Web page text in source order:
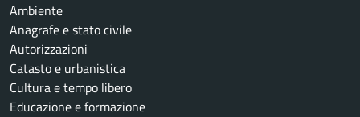
Ambiente
Anagrafe e stato civile
Autorizzazioni
Catasto e urbanistica
Cultura e tempo libero
Educazione e formazione